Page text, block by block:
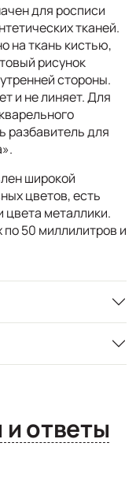
для росписи
тканей.
на ткань кистью,
рисунок
стороны.
и не линяет. Для
разбавитель для
широкой
цветов, есть
металлики.
50 миллилитров и
Вопросы и ответы